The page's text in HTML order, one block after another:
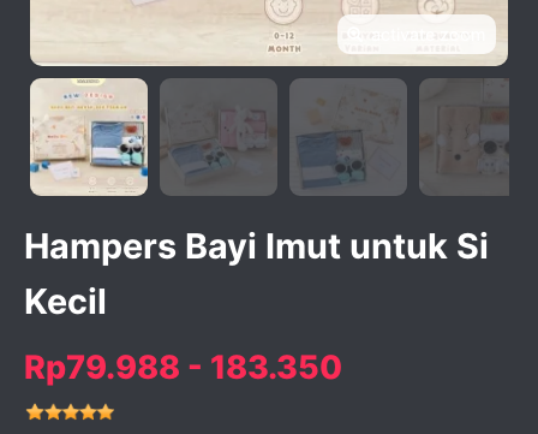
Hampers Bayi Imut untuk Si
Kecil
Rp79.988 - 183.350